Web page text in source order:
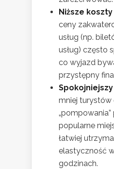
Niższe
ceny
usług (np.
usług) często
co wyjazd
przystępny
mniej turystów
popularne
łatwiej
elastyczność
godzinach.